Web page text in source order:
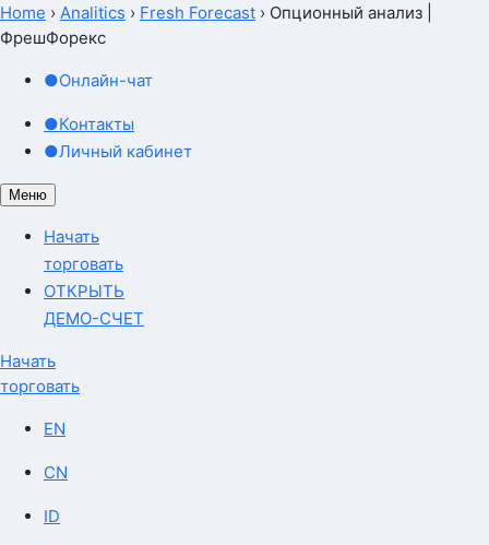
Home › Analitics › Fresh Forecast › Опционный анализ |
ФрешФорекс
●Онлайн-чат
●Контакты
●Личный кабинет
Меню
Начать
торговать
ОТКРЫТЬ
ДЕМО-СЧЕТ
Начать
торговать
EN
CN
ID